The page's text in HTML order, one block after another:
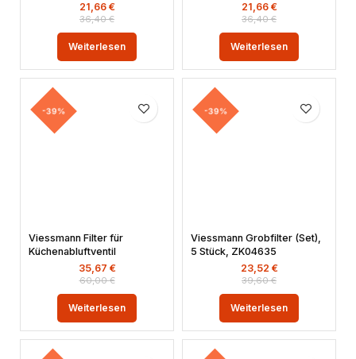
36,40€
21,66 €
Weiterlesen
36,40€
21,66 €
Weiterlesen
-39%
Viessmann Filter für
Küchenabluftventil
60,00€
35,67 €
Weiterlesen
-39%
Viessmann Grobfilter (Set),
5 Stück, ZK04635
39,60€
23,52 €
Weiterlesen